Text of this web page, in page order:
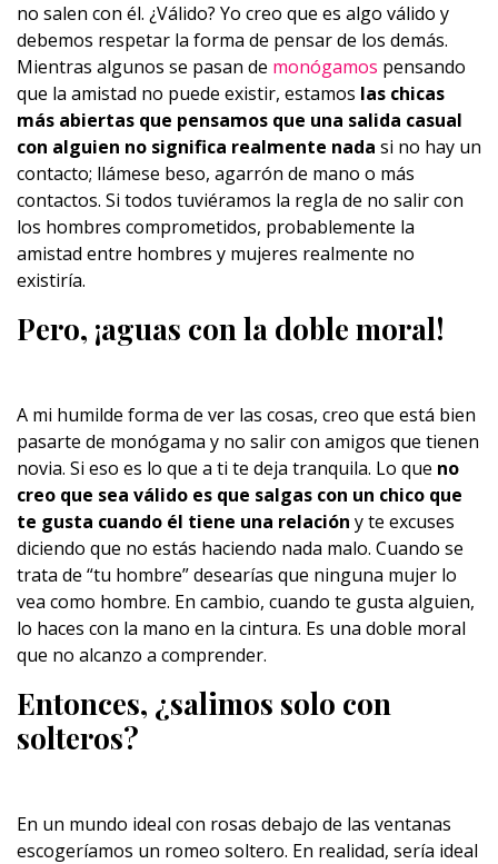
no salen con él. ¿Válido? Yo creo que es algo válido y
debemos respetar la forma de pensar de los demás.
Mientras algunos se pasan de monógamos pensando
que la amistad no puede existir, estamos las chicas
más abiertas que pensamos que una salida casual
con alguien no significa realmente nada si no hay un
contacto; llámese beso, agarrón de mano o más
contactos. Si todos tuviéramos la regla de no salir con
los hombres comprometidos, probablemente la
amistad entre hombres y mujeres realmente no
existiría.
Pero, ¡aguas con la doble moral!
A mi humilde forma de ver las cosas, creo que está bien
pasarte de monógama y no salir con amigos que tienen
novia. Si eso es lo que a ti te deja tranquila. Lo que no
creo que sea válido es que salgas con un chico que
te gusta cuando él tiene una relación y te excuses
diciendo que no estás haciendo nada malo. Cuando se
trata de “tu hombre” desearías que ninguna mujer lo
vea como hombre. En cambio, cuando te gusta alguien,
lo haces con la mano en la cintura. Es una doble moral
que no alcanzo a comprender.
Entonces, ¿salimos solo con
solteros?
En un mundo ideal con rosas debajo de las ventanas
escogeríamos un romeo soltero. En realidad, sería ideal